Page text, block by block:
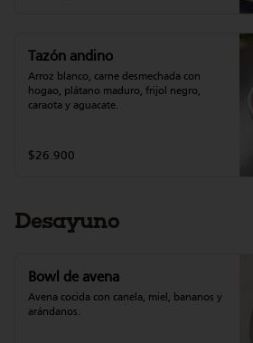
Tazón andino
Arroz blanco, carne desmechada con
hogao, plátano maduro, frijol negro,
caraota y aguacate.
$26.900
Desayuno
Bowl de avena
Avena cocida con canela, miel, bananos y
arándanos.